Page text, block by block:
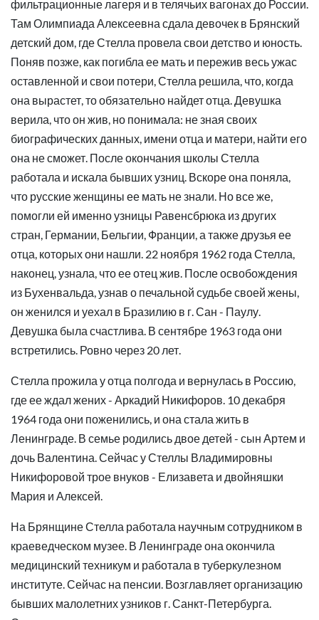
фильтрационные лагеря и в телячьих вагонах до России.
Там Олимпиада Алексеевна сдала девочек в Брянский
детский дом, где Стелла провела свои детство и юность.
Поняв позже, как погибла ее мать и пережив весь ужас
оставленной и свои потери, Стелла решила, что, когда
она вырастет, то обязательно найдет отца. Девушка
верила, что он жив, но понимала: не зная своих
биографических данных, имени отца и матери, найти его
она не сможет. После окончания школы Стелла
работала и искала бывших узниц. Вскоре она поняла,
что русские женщины ее мать не знали. Но все же,
помогли ей именно узницы Равенсбрюка из других
стран, Германии, Бельгии, Франции, а также друзья ее
отца, которых они нашли. 22 ноября 1962 года Стелла,
наконец, узнала, что ее отец жив. После освобождения
из Бухенвальда, узнав о печальной судьбе своей жены,
он женился и уехал в Бразилию в г. Сан - Паулу.
Девушка была счастлива. В сентябре 1963 года они
встретились. Ровно через 20 лет.
Стелла прожила у отца полгода и вернулась в Россию,
где ее ждал жених - Аркадий Никифоров. 10 декабря
1964 года они поженились, и она стала жить в
Ленинграде. В семье родились двое детей - сын Артем и
дочь Валентина. Сейчас у Стеллы Владимировны
Никифоровой трое внуков - Елизавета и двойняшки
Мария и Алексей.
На Брянщине Стелла работала научным сотрудником в
краеведческом музее. В Ленинграде она окончила
медицинский техникум и работала в туберкулезном
институте. Сейчас на пенсии. Возглавляет организацию
бывших малолетних узников г. Санкт-Петербурга.